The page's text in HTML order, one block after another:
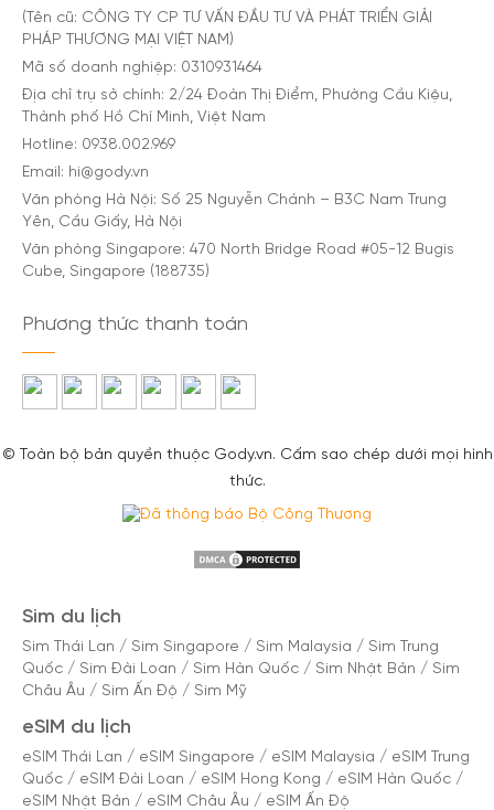
(Tên cũ: CÔNG TY CP TƯ VẤN ĐẦU TƯ VÀ PHÁT TRIỂN GIẢI
PHÁP THƯƠNG MẠI VIỆT NAM)
Mã số doanh nghiệp: 0310931464
Địa chỉ trụ sở chính: 2/24 Đoàn Thị Điểm, Phường Cầu Kiệu,
Thành phố Hồ Chí Minh, Việt Nam
Hotline: 0938.002.969
Email: hi@gody.vn
Văn phòng Hà Nội: Số 25 Nguyễn Chánh – B3C Nam Trung
Yên, Cầu Giấy, Hà Nội
Văn phòng Singapore: 470 North Bridge Road #05-12 Bugis
Cube, Singapore (188735)
Phương thức thanh toán
© Toàn bộ bản quyền thuộc Gody.vn. Cấm sao chép dưới mọi hình
thức.
Sim du lịch
Sim Thái Lan / Sim Singapore / Sim Malaysia / Sim Trung
Quốc / Sim Đài Loan / Sim Hàn Quốc / Sim Nhật Bản / Sim
Châu Âu / Sim Ấn Độ / Sim Mỹ
eSIM du lịch
eSIM Thái Lan / eSIM Singapore / eSIM Malaysia / eSIM Trung
Quốc / eSIM Đài Loan / eSIM Hong Kong / eSIM Hàn Quốc /
eSIM Nhật Bản / eSIM Châu Âu / eSIM Ấn Độ